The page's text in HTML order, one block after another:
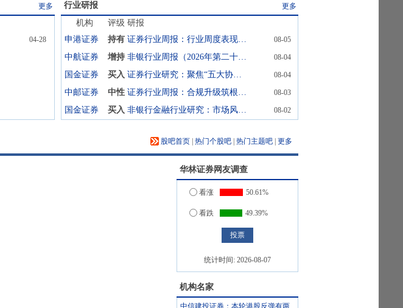
更多
04-28
行业研报 更多
机构 评级 研报
申港证券
持有 证券行业周报：行业周度表现强于沪深300 08-05
中航证券 增持 非银行业周报（2026年第二十七）并购催化与业绩共振，把握行业高质量发展主线 08-04
国金证券 买入 证券行业研究：聚焦“五大协同”，两地互联互通再升级 08-04
中邮证券 中性 证券行业周报：合规升级筑根基，头部券商或受益 08-03
国金证券 买入 非银行金融行业研究：市场风格再平衡，把握非银低估值机会 08-02
股吧首页 热门个股吧 热门主题吧 更多
华林证券网友调查
看涨 50.61%
看跌 49.39%
统计时间: 2026-08-07
机构名家
中信建投证券：本轮港股反弹有两